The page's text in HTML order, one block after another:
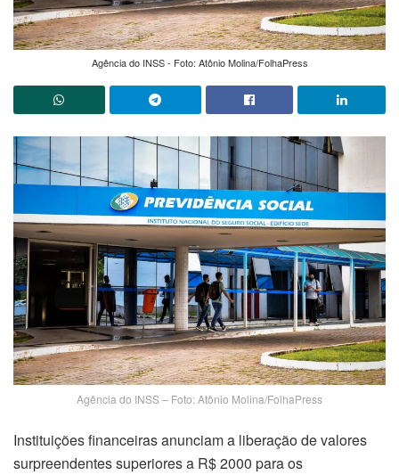
Agência do INSS - Foto: Atônio Molina/FolhaPress
Agência do INSS – Foto: Atônio Molina/FolhaPress
Instituições financeiras anunciam a liberação de valores
surpreendentes superiores a R$ 2000 para os